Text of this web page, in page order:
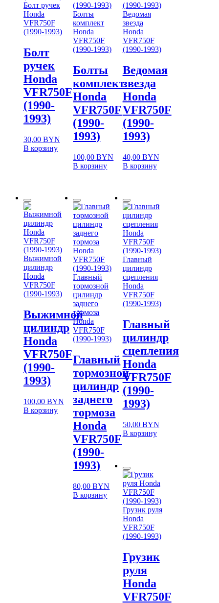
Болт ручек
Honda
VFR750F
(1990-1993)
Болт
ручек
Honda
VFR750F
(1990-
1993)
30,00 BYN
В корзину
Болты
комплект
Honda
VFR750F
(1990-1993)
Болты
комплект
Honda
VFR750F
(1990-
1993)
100,00BYN
В корзину
Ведомая
звезда
Honda
VFR750F
(1990-1993)
Ведомая
звезда
Honda
VFR750F
(1990-
1993)
40,00 BYN
В корзину
Выжимной
цилиндр
Honda
VFR750F
(1990-1993)
Выжимной
цилиндр
Honda
VFR750F
(1990-
1993)
100,00 BYN
В корзину
Главный
тормозной
цилиндр
заднего
тормоза
Honda
VFR750F
(1990-1993)
Главный
тормозной
цилиндр
заднего
тормоза
Honda
VFR750F
(1990-
1993)
80,00BYN
В корзину
Главный
цилиндр
сцепления
Honda
VFR750F
(1990-1993)
Главный
цилиндр
сцепления
Honda
VFR750F
(1990-
1993)
50,00 BYN
В корзину
Грузик руля
Honda
VFR750F
(1990-1993)
Грузик
руля
Honda
VFR750F